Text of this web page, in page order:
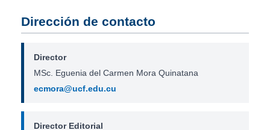
Dirección de contacto
Director
MSc. Eguenia del Carmen Mora Quinatana
ecmora@ucf.edu.cu
Director Editorial